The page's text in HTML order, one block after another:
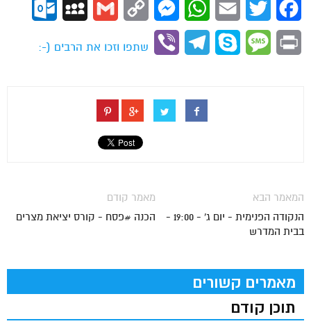
Facebook
Twitter
Email
WhatsApp
Messenger
Copy
Gmail
MySpace
Print
Message
Skype
Telegram
Viber
שתפו וזכו את הרבים (-:
מאמר קודם
הכנה #פסח - קורס יציאת מצרים
המאמר הבא
הנקודה הפנימית - יום ג' - 19:00 -
בבית המדרש
מאמרים קשורים
תוכן קודם